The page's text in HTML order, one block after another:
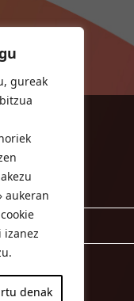
gureak
aukeran
denak